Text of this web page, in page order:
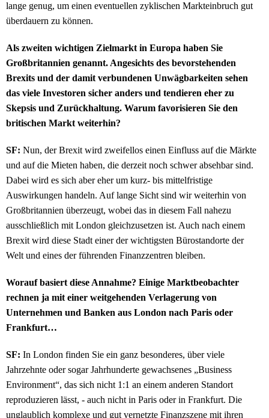
lange genug, um einen eventuellen zyklischen Markteinbruch gut
überdauern zu können.
Als zweiten wichtigen Zielmarkt in Europa haben Sie
Großbritannien genannt. Angesichts des bevorstehenden
Brexits und der damit verbundenen Unwägbarkeiten sehen
das viele Investoren sicher anders und tendieren eher zu
Skepsis und Zurückhaltung. Warum favorisieren Sie den
britischen Markt weiterhin?
SF: Nun, der Brexit wird zweifellos einen Einfluss auf die Märkte
und auf die Mieten haben, die derzeit noch schwer absehbar sind.
Dabei wird es sich aber eher um kurz- bis mittelfristige
Auswirkungen handeln. Auf lange Sicht sind wir weiterhin von
Großbritannien überzeugt, wobei das in diesem Fall nahezu
ausschließlich mit London gleichzusetzen ist. Auch nach einem
Brexit wird diese Stadt einer der wichtigsten Bürostandorte der
Welt und eines der führenden Finanzzentren bleiben.
Worauf basiert diese Annahme? Einige Marktbeobachter
rechnen ja mit einer weitgehenden Verlagerung von
Unternehmen und Banken aus London nach Paris oder
Frankfurt…
SF: In London finden Sie ein ganz besonderes, über viele
Jahrzehnte oder sogar Jahrhunderte gewachsenes „Business
Environment“, das sich nicht 1:1 an einem anderen Standort
reproduzieren lässt, - auch nicht in Paris oder in Frankfurt. Die
unglaublich komplexe und gut vernetzte Finanzszene mit ihren